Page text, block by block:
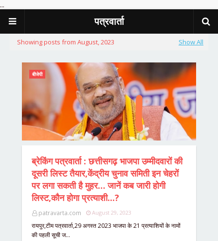
...
पत्रवार्ता
Showing posts from August, 2023 Show All
बीजेपी
ब्रेकिंग पत्रवार्ता : छत्तीसगढ़ भाजपा उम्मीदवारों की
दूसरी लिस्ट तैयार,केंद्रीय चुनाव समिती इन चेहरों
पर लगा सकती है मुहर… जानें कब जारी होगी
लिस्ट,कौन होगा प्रत्याशी...?
patravarta.com August 29, 2023
रायपुर,टीम पत्रवार्ता,29 अगस्त 2023 भाजपा के 21 प्रत्याशियों के नामों
की पहली सूची ज…